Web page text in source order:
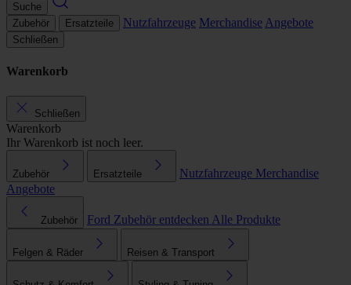
Suche
Zubehör
Ersatzteile Nutzfahrzeuge Merchandise Angebote
Schließen
Warenkorb
Schließen
Warenkorb
Ihr Warenkorb ist noch leer.
Zubehör Ersatzteile Nutzfahrzeuge Merchandise
Angebote
Zubehör Ford Zubehör entdecken Alle Produkte
Felgen & Räder Reisen & Transport